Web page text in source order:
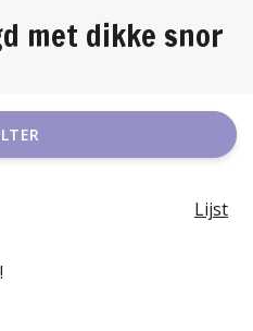
met dikke snor
Lijst